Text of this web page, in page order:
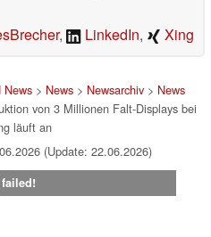
, LinkedIn, Xing
News> News> Newsarchiv> News
von 3 Millionen Falt-Displays bei
läuft an
(Update: 22.06.2026)